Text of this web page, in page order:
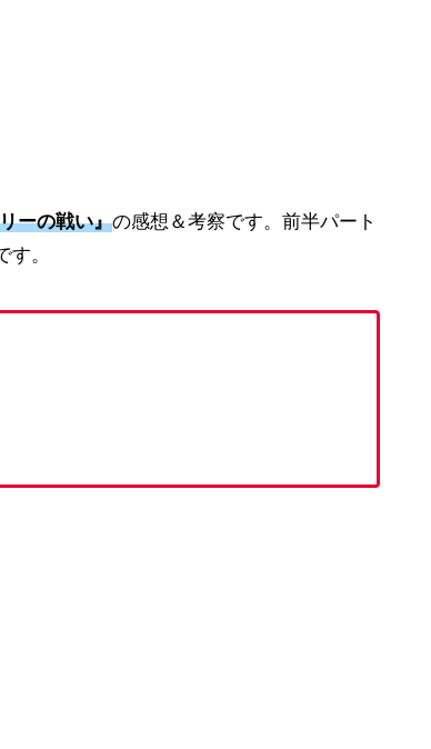
ーの戦い』の感想＆考察です。前半パート
。